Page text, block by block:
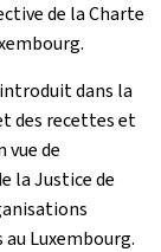
de la Charte
dans la
des recettes et
vue de
la Justice de
Luxembourg.